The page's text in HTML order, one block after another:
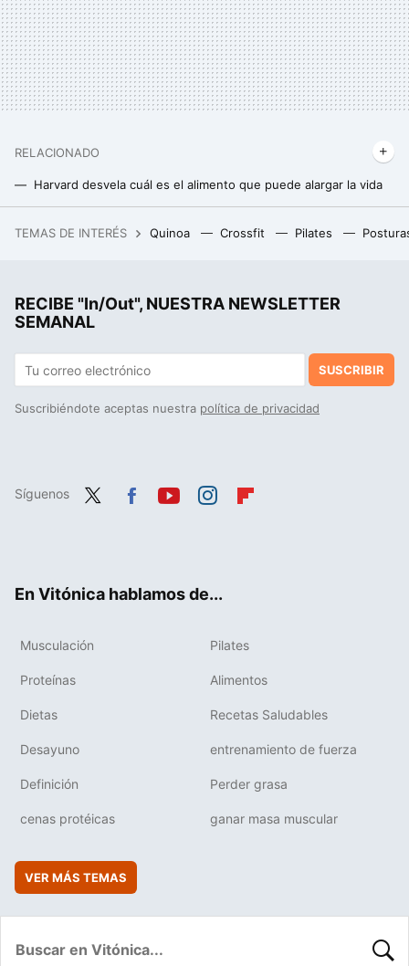
RELACIONADO
Harvard desvela cuál es el alimento que puede alargar la vida
Un joven de 19 años hackeó el iPhone, fue contratado por Apple y terminó despedido por no contestar a un correo
TEMAS DE INTERÉS Quinoa Crossfit Pilates
RECIBE "In/Out", NUESTRA NEWSLETTER
SEMANAL
SUSCRIBIR
Suscribiéndote aceptas nuestra política de privacidad
Síguenos
En Vitónica hablamos de...
Musculación Pilates
Proteínas Alimentos
Dietas Recetas Saludables
Desayuno entrenamiento de fuerza
Definición Perder grasa
cenas protéicas ganar masa muscular
VER MÁS TEMAS